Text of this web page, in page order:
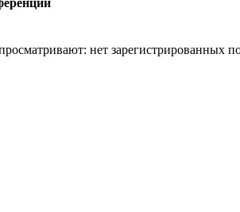
нет зарегистрированных